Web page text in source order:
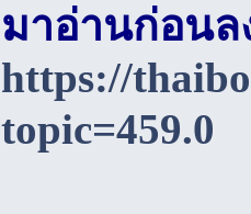
มาอ่านก่อน
https://
topic=459.0